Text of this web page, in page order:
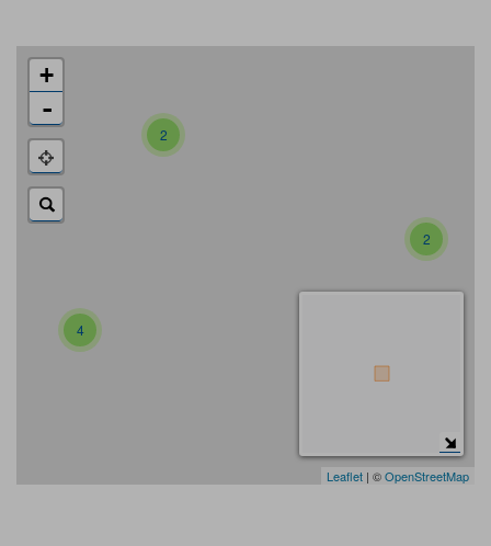
2
2
4
+
-
Leaflet | ©OpenStreetMap